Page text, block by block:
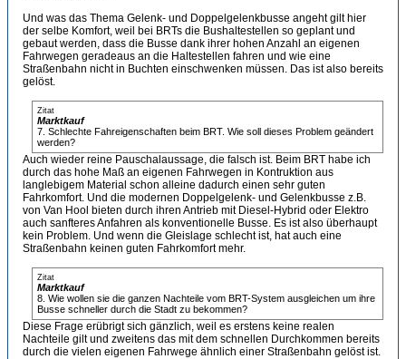
Und was das Thema Gelenk- und Doppelgelenkbusse angeht gilt hier
der selbe Komfort, weil bei BRTs die Bushaltestellen so geplant und
gebaut werden, dass die Busse dank ihrer hohen Anzahl an eigenen
Fahrwegen geradeaus an die Haltestellen fahren und wie eine
Straßenbahn nicht in Buchten einschwenken müssen. Das ist also bereits
gelöst.
Zitat
Marktkauf
7. Schlechte Fahreigenschaften beim BRT. Wie soll dieses Problem geändert
werden?
Auch wieder reine Pauschalaussage, die falsch ist. Beim BRT habe ich
durch das hohe Maß an eigenen Fahrwegen in Kontruktion aus
langlebigem Material schon alleine dadurch einen sehr guten
Fahrkomfort. Und die modernen Doppelgelenk- und Gelenkbusse z.B.
von Van Hool bieten durch ihren Antrieb mit Diesel-Hybrid oder Elektro
auch sanfteres Anfahren als konventionelle Busse. Es ist also überhaupt
kein Problem. Und wenn die Gleislage schlecht ist, hat auch eine
Straßenbahn keinen guten Fahrkomfort mehr.
Zitat
Marktkauf
8. Wie wollen sie die ganzen Nachteile vom BRT-System ausgleichen um ihre
Busse schneller durch die Stadt zu bekommen?
Diese Frage erübrigt sich gänzlich, weil es erstens keine realen
Nachteile gilt und zweitens das mit dem schnellen Durchkommen bereits
durch die vielen eigenen Fahrwege ähnlich einer Straßenbahn gelöst ist.